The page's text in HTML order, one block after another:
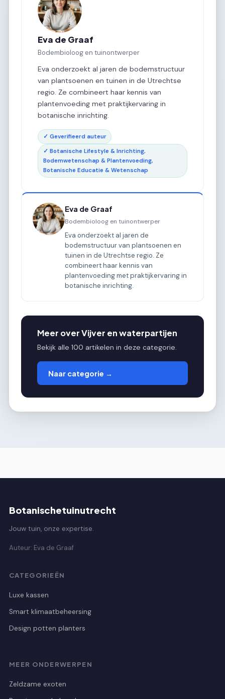
Eva de Graaf
Bodembioloog en tuinontwerper
Eva onderzoekt al jaren de bodemstructuur
van plantsoenen en tuinen in de Utrechtse
regio. Ze combineert haar kennis van
plantenvoeding met praktijkervaring in
botanische inrichting.
✓ Geverifieerd auteur
✓ Botanische Lifestyle & Inrichting,
Bodemwetenschap & Plantenvoeding,
Botanische Educatie & Wetenschap
Eva de Graaf
Bodembioloog en tuinontwerper
Eva onderzoekt al jaren de
bodemstructuur van plantsoenen en
tuinen in de Utrechtse regio. Ze
combineert haar kennis van
plantenvoeding met praktijkervaring in
botanische inrichting.
Meer over Vijver en waterpartijen
Bekijk alle 100 artikelen in deze categorie.
Naar categorie →
Botanischetuinutrecht
Jouw tuin, onze expertise.
Auteur: Eva de Graaf
CATEGORIEËN
Luxe kassen
Smart klimaatbeheersing
Design potten planters
MEER ONDERWERPEN
Zeldzame exoten